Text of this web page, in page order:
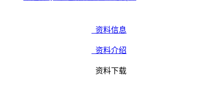
资料信息
资料介绍
资料下载